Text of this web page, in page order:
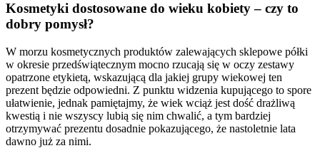
Kosmetyki dostosowane do wieku kobiety – czy to
dobry pomysł?
W morzu kosmetycznych produktów zalewających sklepowe półki
w okresie przedświątecznym mocno rzucają się w oczy zestawy
opatrzone etykietą, wskazującą dla jakiej grupy wiekowej ten
prezent będzie odpowiedni. Z punktu widzenia kupującego to spore
ułatwienie, jednak pamiętajmy, że wiek wciąż jest dość drażliwą
kwestią i nie wszyscy lubią się nim chwalić, a tym bardziej
otrzymywać prezentu dosadnie pokazującego, że nastoletnie lata
dawno już za nimi.